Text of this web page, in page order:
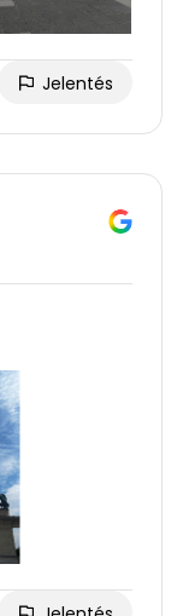
Jelentés